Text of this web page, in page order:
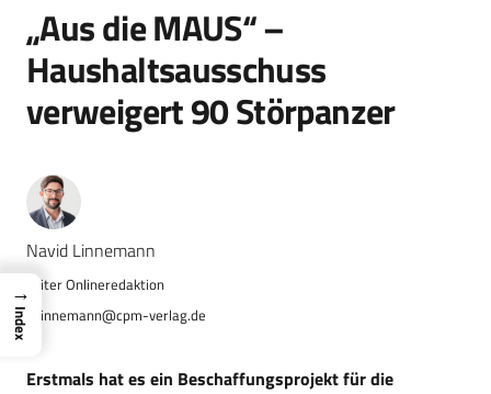
„Aus die MAUS“ –
Haushaltsausschuss
verweigert 90 Störpanzer
Navid Linnemann
n.linnemann@cpm-verlag.de
Erstmals hat es ein Beschaffungsprojekt für die
→
Index